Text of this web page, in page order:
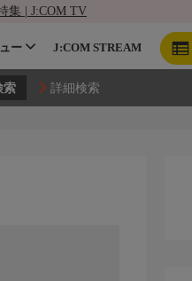
集 | J:COM TV
ー J:COM STREAM
詳細検索